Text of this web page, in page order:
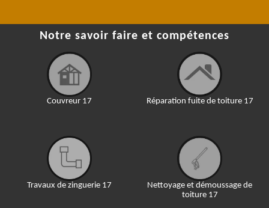
Notre savoir faire et compétences
Couvreur 17
Travaux de zinguerie 17
Réparation fuite de toiture 17
Nettoyage et démoussage de
toiture 17